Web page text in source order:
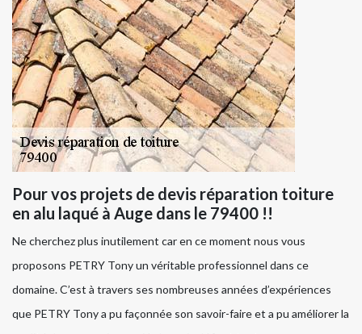
Pour vos projets de devis réparation toiture
en alu laqué à Auge dans le 79400 !!
Ne cherchez plus inutilement car en ce moment nous vous
proposons PETRY Tony un véritable professionnel dans ce
domaine. C’est à travers ses nombreuses années d’expériences
que PETRY Tony a pu façonnée son savoir-faire et a pu améliorer la